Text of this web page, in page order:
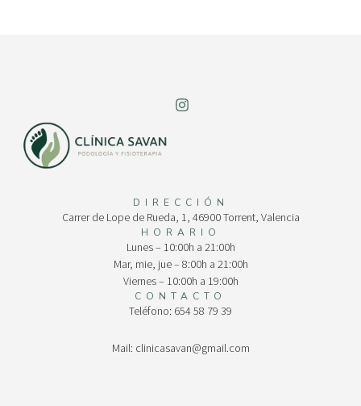
DIRECCIÓN
Carrer de Lope de Rueda, 1, 46900 Torrent, Valencia
HORARIO
Lunes – 10:00h a 21:00h
Mar, mie, jue – 8:00h a 21:00h
Viernes – 10:00h a 19:00h
CONTACTO
Teléfono: 654 58 79 39
Mail: clinicasavan@gmail.com